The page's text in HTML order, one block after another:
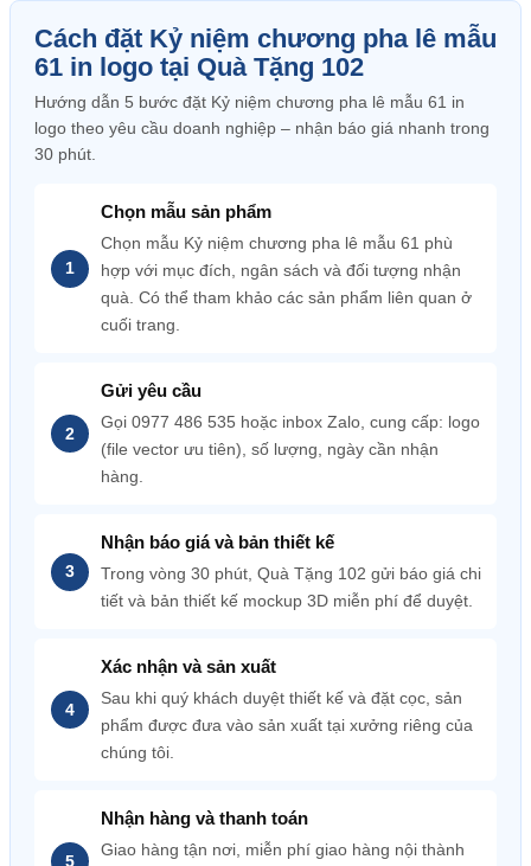
Cách đặt Kỷ niệm chương pha lê mẫu
61 in logo tại Quà Tặng 102
Hướng dẫn 5 bước đặt Kỷ niệm chương pha lê mẫu 61 in
logo theo yêu cầu doanh nghiệp – nhận báo giá nhanh trong
30 phút.
Chọn mẫu sản phẩm
Chọn mẫu Kỷ niệm chương pha lê mẫu 61 phù
hợp với mục đích, ngân sách và đối tượng nhận
quà. Có thể tham khảo các sản phẩm liên quan ở
cuối trang.
Gửi yêu cầu
Gọi 0977 486 535 hoặc inbox Zalo, cung cấp: logo
(file vector ưu tiên), số lượng, ngày cần nhận
hàng.
Nhận báo giá và bản thiết kế
Trong vòng 30 phút, Quà Tặng 102 gửi báo giá chi
tiết và bản thiết kế mockup 3D miễn phí để duyệt.
Xác nhận và sản xuất
Sau khi quý khách duyệt thiết kế và đặt cọc, sản
phẩm được đưa vào sản xuất tại xưởng riêng của
chúng tôi.
Nhận hàng và thanh toán
Giao hàng tận nơi, miễn phí giao hàng nội thành